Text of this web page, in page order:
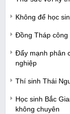
Không để học
Đồng Tháp công
Đẩy mạnh phân
nghiệp
Thí sinh Thái
Học sinh Bắc
không chuyên